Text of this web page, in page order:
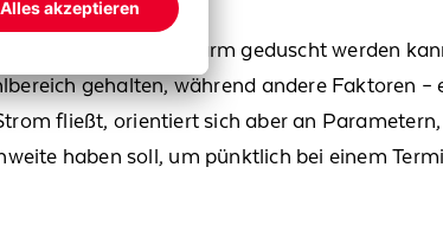
handwarm geduscht werden
gehalten, während andere Faktoren –
fließt, orientiert sich aber an
habensoll, um pünktlich bei einem